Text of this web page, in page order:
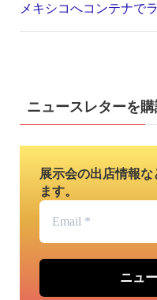
メキシコへコンテナで
ニュースレターを
展示会の出店情報
ます。
Email